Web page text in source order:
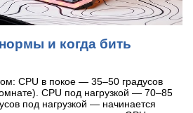
и когда бить
CPU в покое — 35–50 градусов
CPU под нагрузкой — 70–85
под нагрузкой — начинается